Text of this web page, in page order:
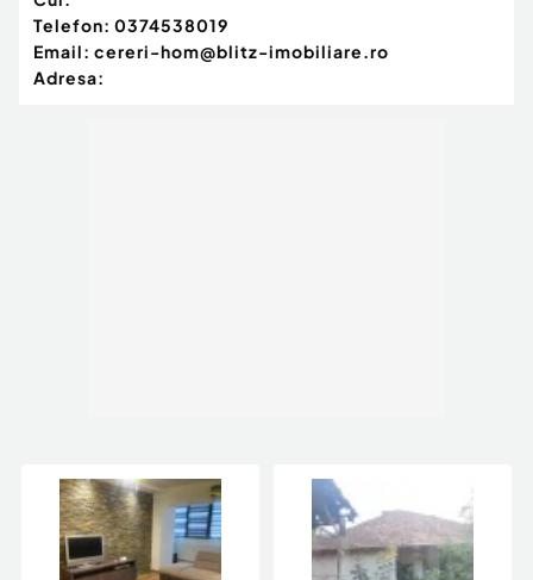
Telefon: 0374538019
Email: cereri-hom@blitz-imobiliare.ro
Adresa: